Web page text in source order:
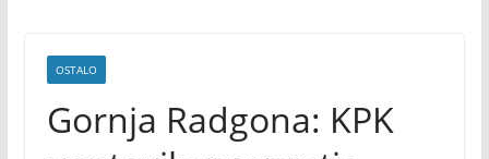
OSTALO
Gornja Radgona: KPK